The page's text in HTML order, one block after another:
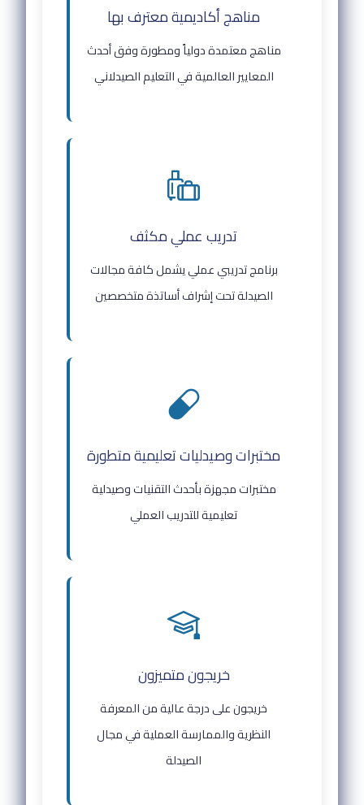
مناهج أكاديمية معترف بها
مناهج معتمدة دولياً ومطورة وفق أحدث
المعايير العالمية في التعليم الصيدلاني
تدريب عملي مكثف
برنامج تدريبي عملي يشمل كافة مجالات
الصيدلة تحت إشراف أساتذة متخصصين
مختبرات وصيدليات تعليمية متطورة
مختبرات مجهزة بأحدث التقنيات وصيدلية
تعليمية للتدريب العملي
خريجون متميزون
خريجون على درجة عالية من المعرفة
النظرية والممارسة العملية في مجال
الصيدلة